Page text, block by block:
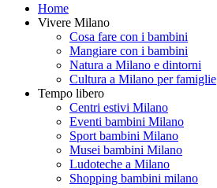
Home
Vivere Milano
Cosa fare con i bambini
Mangiare con i bambini
Natura a Milano e dintorni
Cultura a Milano per famiglie
Tempo libero
Centri estivi Milano
Eventi bambini Milano
Sport bambini Milano
Musei bambini Milano
Ludoteche a Milano
Shopping bambini milano